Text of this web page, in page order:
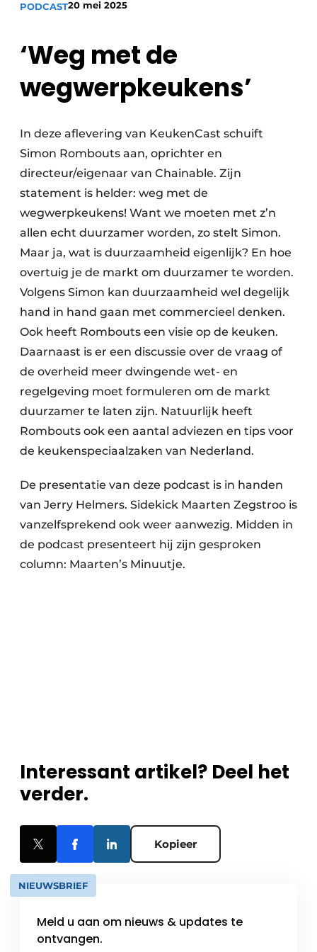
Privacy / Cookie statement
Vacatures
Video’s
Werkbladen
Meubelbeslag & Kastindeling
PODCAST20 mei 2025
‘Weg met de
wegwerpkeukens’
In deze aflevering van KeukenCast schuift
Simon Rombouts aan, oprichter en
directeur/eigenaar van Chainable. Zijn
statement is helder: weg met de
wegwerpkeukens! Want we moeten met z’n
allen echt duurzamer worden, zo stelt Simon.
Maar ja, wat is duurzaamheid eigenlijk? En hoe
overtuig je de markt om duurzamer te worden.
Volgens Simon kan duurzaamheid wel degelijk
hand in hand gaan met commercieel denken.
Ook heeft Rombouts een visie op de keuken.
Daarnaast is er een discussie over de vraag of
de overheid meer dwingende wet- en
regelgeving moet formuleren om de markt
duurzamer te laten zijn. Natuurlijk heeft
Rombouts ook een aantal adviezen en tips voor
de keukenspeciaalzaken van Nederland.
De presentatie van deze podcast is in handen
van Jerry Helmers. Sidekick Maarten Zegstroo is
vanzelfsprekend ook weer aanwezig. Midden in
de podcast presenteert hij zijn gesproken
column: Maarten’s Minuutje.
Interessant artikel? Deel het
verder.
Kopieer
NIEUWSBRIEF
Meld u aan om nieuws & updates te
ontvangen.